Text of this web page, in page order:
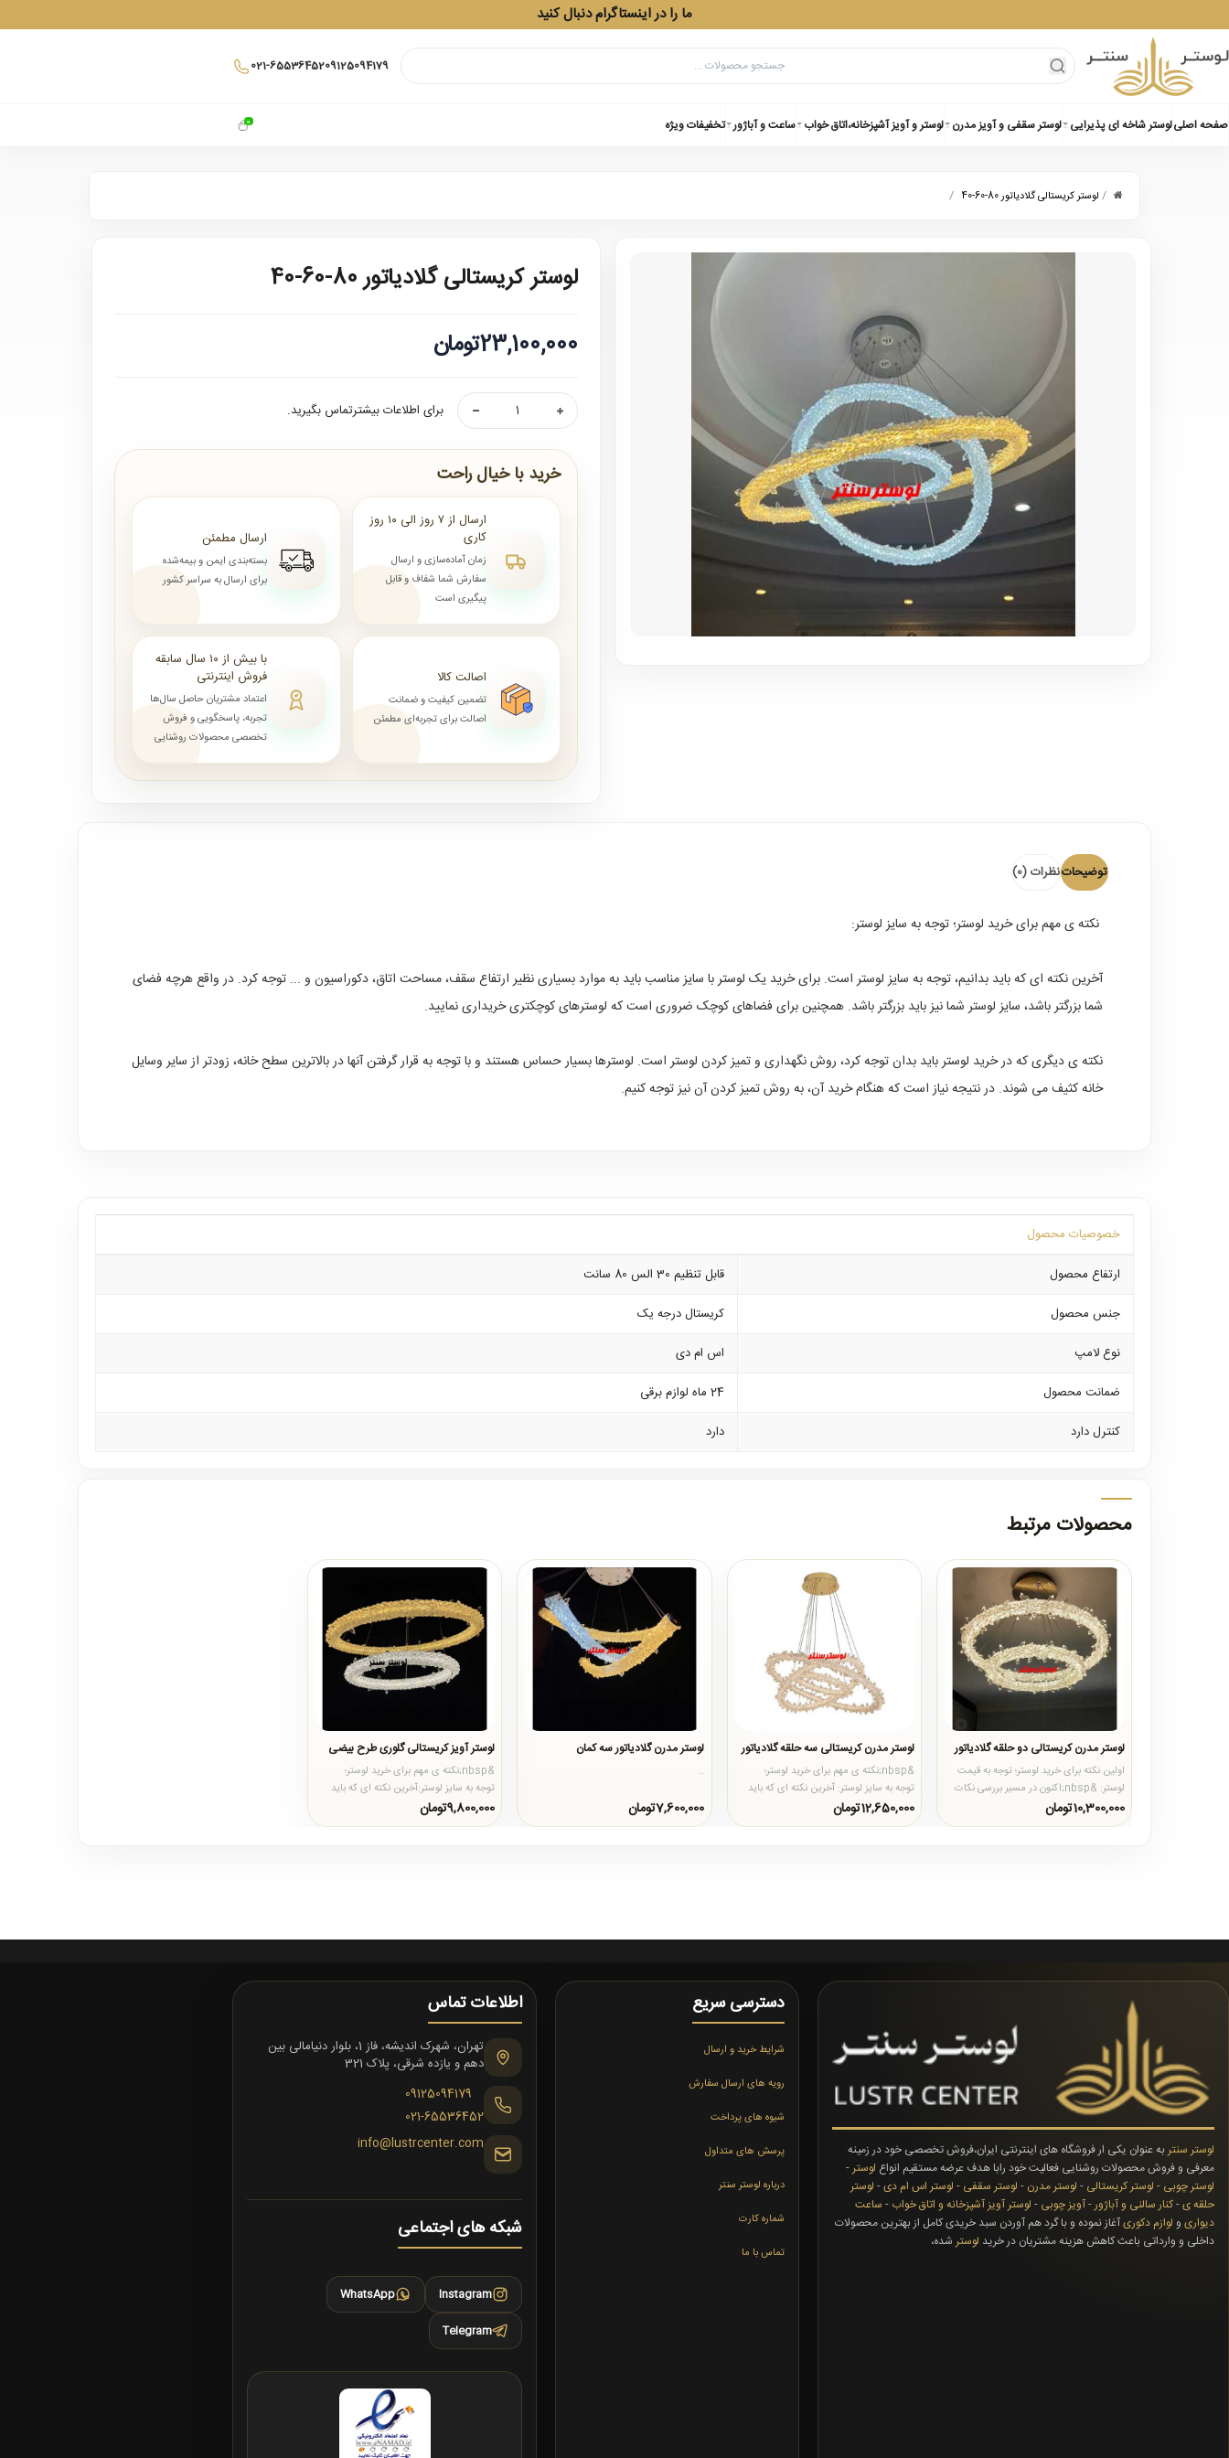
ما را در اینستاگرام دنبال کنید
021-6553645209125094179
0 صفحه اصلیلوستر شاخه ای پذیرایی لوستر سقفی و آویز مدرن لوستر و آویز آشپزخانه،اتاق خواب ساعت و آباژور تخفیفات ویژه
/ لوستر کریستالی گلادیاتور 80-60-40 /
لوستر کریستالی گلادیاتور 80-60-40
23,100,000تومان
برای اطلاعات بیشترتماس بگیرید.
خرید با خیال راحت
ارسال از ۷ روز الی ۱۰ روز
کاری
زمان آماده‌سازی و ارسال
سفارش شما شفاف و قابل
پیگیری است
ارسال مطمئن
بسته‌بندی ایمن و بیمه‌شده
برای ارسال به سراسر کشور
اصالت کالا
تضمین کیفیت و ضمانت
اصالت برای تجربه‌ای مطمئن
با بیش از ۱۰ سال سابقه
فروش اینترنتی
اعتماد مشتریان حاصل سال‌ها
تجربه، پاسخگویی و فروش
تخصصی محصولات روشنایی
توضیحاتنظرات (0)
نکته ی مهم برای خرید لوستر؛ توجه به سایز لوستر:
آخرین نکته ای که باید بدانیم، توجه به سایز لوستر است. برای خرید یک لوستر با سایز مناسب باید به موارد بسیاری نظیر ارتفاع سقف، مساحت اتاق، دکوراسیون و ... توجه کرد. در واقع هرچه فضای
شما بزرگتر باشد، سایز لوستر شما نیز باید بزرگتر باشد. همچنین برای فضاهای کوچک ضروری است که لوسترهای کوچکتری خریداری نمایید.
نکته ی دیگری که در خرید لوستر باید بدان توجه کرد، روش نگهداری و تمیز کردن لوستر است. لوسترها بسیار حساس هستند و با توجه به قرار گرفتن آنها در بالاترین سطح خانه، زودتر از سایر وسایل
خانه کثیف می شوند. در نتیجه نیاز است که هنگام خرید آن، به روش تمیز کردن آن نیز توجه کنیم.
خصوصیات محصول
ارتفاع محصول
قابل تنظیم 30 الس 80 سانت
جنس محصول
کریستال درجه یک
نوع لامپ
اس ام دی
ضمانت محصول
24 ماه لوازم برقی
کنترل دارد
دارد
محصولات مرتبط
لوستر مدرن کریستالی دو حلقه گلادیاتور
اولین نکته برای خرید لوستر؛ توجه به قیمت
لوستر: &nbsp;اکنون در مسیر بررسی نکات
خرید لوستر باید به..
10,300,000تومان
لوستر مدرن کریستالی سه حلقه گلادیاتور
&nbsp;نکته ی مهم برای خرید لوستر؛
توجه به سایز لوستر: آخرین نکته ای که باید
بدانیم، توجه به سای..
12,650,000تومان
لوستر مدرن گلادیاتور سه کمان
..
7,600,000تومان
لوستر آویز کریستالی گلوری طرح بیضی
&nbsp;نکته ی مهم برای خرید لوستر؛
توجه به سایز لوستر:آخرین نکته ای که باید
بدانیم، توجه به سایز لوست..
9,800,000تومان
لوستر سنتربه عنوان یکی ار فروشگاه های اینترنتی ایران،فروش تخصصی خود در زمینه
معرفی و فروش محصولات روشنایی فعالیت خود رابا هدف عرضه مستقیم انواع لوستر-
لوستر چوبی - لوستر کریستالی - لوستر مدرن - لوستر سقفی - لوستر اس ام دی- لوستر
حلقه ی-کنار سالنی و آباژور-آویز چوبی - لوستر آویز آشپزخانه و اتاق خواب - ساعت
دیواری و لوازم دکوریآغاز نموده و با گرد هم آوردن سبد خریدی کامل از بهترین محصولات
داخلی و وارداتی باعث کاهش هزینه مشتریان در خرید لوسترشده،
دسترسی سریع
شرایط خرید و ارسال
رویه های ارسال سفارش
شیوه های پرداخت
پرسش های متداول
درباره لوستر سنتر
شماره کارت
تماس با ما
اطلاعات تماس
تهران، شهرک اندیشه، فاز 1، بلوار دنیامالی بین
دهم و یازده شرقی، پلاک 321
09125094179
021-65536452
info@lustrcenter.com
شبکه های اجتماعی
Instagram
WhatsApp
Telegram